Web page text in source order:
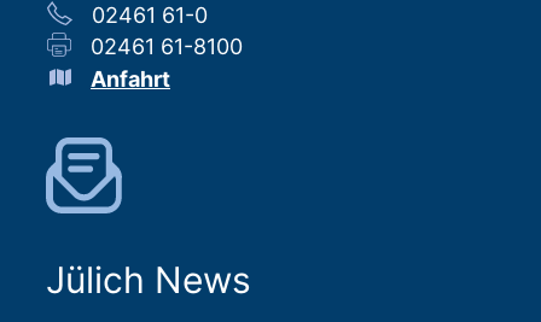
02461 61-0
02461 61-8100
Anfahrt
Jülich News